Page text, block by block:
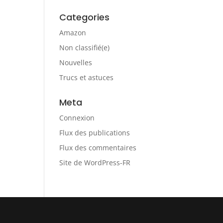
Categories
Amazon
Non classifié(e)
Nouvelles
Trucs et astuces
Meta
Connexion
Flux des publications
Flux des commentaires
Site de WordPress-FR